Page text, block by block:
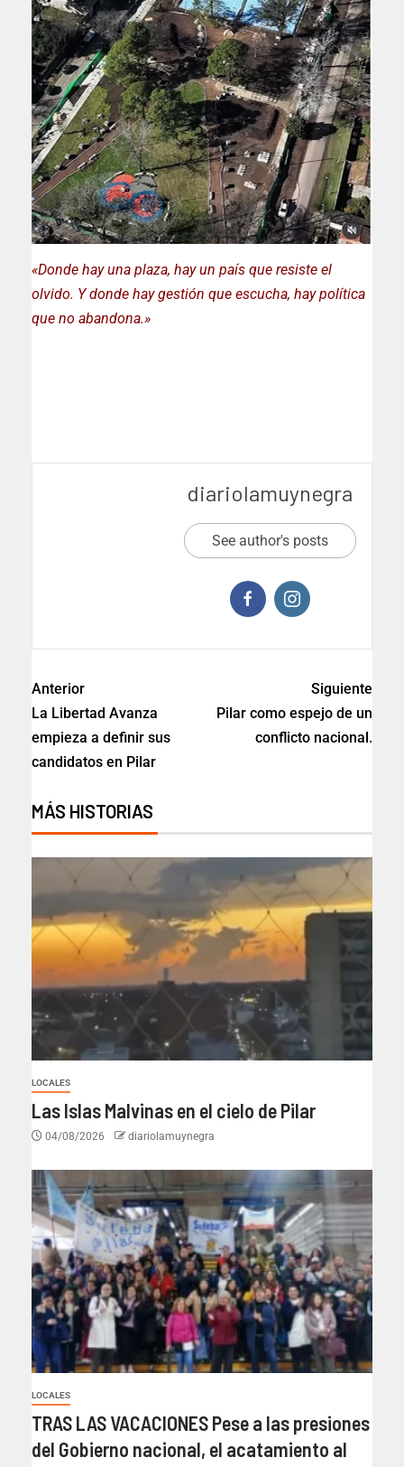
«Donde hay una plaza, hay un país que resiste el
olvido. Y donde hay gestión que escucha, hay política
que no abandona.»
diariolamuynegra
See author's posts
Anterior
La Libertad Avanza
empieza a definir sus
candidatos en Pilar
Siguiente
Pilar como espejo de un
conflicto nacional.
MÁS HISTORIAS
LOCALES
Las Islas Malvinas en el cielo de Pilar
04/08/2026 diariolamuynegra
LOCALES
TRAS LAS VACACIONES Pese a las presiones
del Gobierno nacional, el acatamiento al